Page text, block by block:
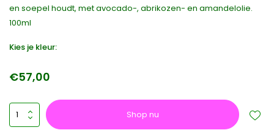
en soepel houdt, met avocado-, abrikozen- en amandelolie.
100ml
Kies je kleur:
€57,00
Shop nu